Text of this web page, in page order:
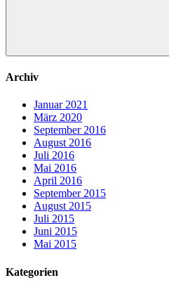
Archiv
Januar 2021
März 2020
September 2016
August 2016
Juli 2016
Mai 2016
April 2016
September 2015
August 2015
Juli 2015
Juni 2015
Mai 2015
Kategorien